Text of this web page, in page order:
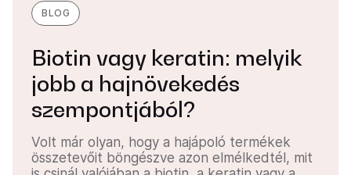
BLOG
Biotin vagy keratin: melyik
jobb a hajnövekedés
szempontjából?
Volt már olyan, hogy a hajápoló termékek
összetevőit böngészve azon elmélkedtél, mit